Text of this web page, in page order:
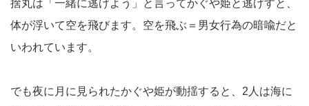
捨丸は「一緒に逃げよう」と言ってかぐや姫と逃げすと、
体が浮いて空を飛びます。空を飛ぶ＝男女行為の暗喩だと
いわれています。
でも夜に月に見られたかぐや姫が動揺すると、2人は海に